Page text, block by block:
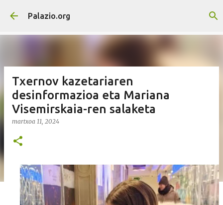
Saltatu eta joan eduki nagusira
Palazio.org
Txernov kazetariaren
desinformazioa eta Mariana
Visemirskaia-ren salaketa
martxoa 11, 2024